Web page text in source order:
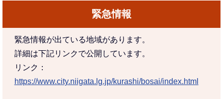
緊急情報
緊急情報が出ている地域があります。
詳細は下記リンクで公開しています。
リンク：
https://www.city.niigata.lg.jp/kurashi/bosai/index.html